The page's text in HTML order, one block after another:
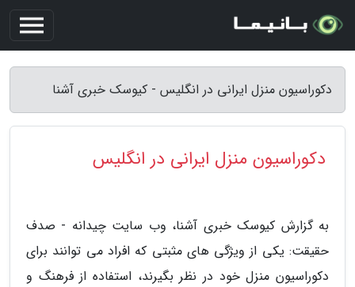
دکوراسیون منزل ایرانی در انگلیس - کیوسک خبری آشنا
دکوراسیون منزل ایرانی در انگلیس
به گزارش کیوسک خبری آشنا، وب سایت چیدانه - صدف
حقیقت: یکی از ویژگی های مثبتی که افراد می توانند برای
دکوراسیون منزل خود در نظر بگیرند، استفاده از فرهنگ و